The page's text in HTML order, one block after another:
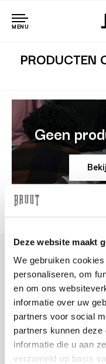
Deze website maakt
We gebruiken
personaliseren, om
en om ons
informatie over uw
partners voor social
partners kunnen
informatie die u aan
verzameld op basis
MENU
PRODUCTEN
Geen
+31 23 205 2006
info@bruut.nl
Contact Formulier
Open tot 18:00
OPENINGSTIJDEN